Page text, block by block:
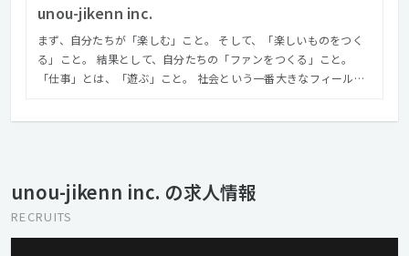
unou-jikenn inc.
まず、自分たちが「楽しむ」こと。 そして、「楽しいものをつく
る」こと。 結果として、自分たちの「ファンをつくる」こと。
「仕事」とは、「遊ぶ」こと。 社会という一番大きなフィールド
unou-jikenn inc. の求人情報
RECRUITS